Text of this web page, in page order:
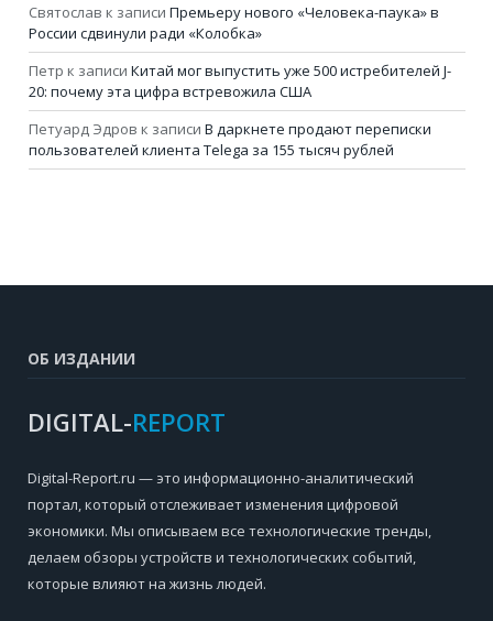
Святослав к записи Премьеру нового «Человека-паука» в
России сдвинули ради «Колобка»
Петр к записи Китай мог выпустить уже 500 истребителей J-
20: почему эта цифра встревожила США
Петуард Эдров к записи В даркнете продают переписки
пользователей клиента Telega за 155 тысяч рублей
ОБ ИЗДАНИИ
DIGITAL-REPORT
Digital-Report.ru — это информационно-аналитический
портал, который отслеживает изменения цифровой
экономики. Мы описываем все технологические тренды,
делаем обзоры устройств и технологических событий,
которые влияют на жизнь людей.